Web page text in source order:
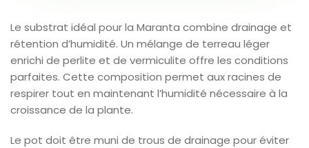
Le substrat idéal pour la Maranta combine drainage et
rétention d’humidité. Un mélange de terreau léger
enrichi de perlite et de vermiculite offre les conditions
parfaites. Cette composition permet aux racines de
respirer tout en maintenant l’humidité nécessaire à la
croissance de la plante.
Le pot doit être muni de trous de drainage pour éviter